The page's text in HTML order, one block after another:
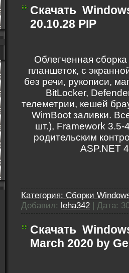
Скачать
20.10.28 PIP
Облегченная
планшеток, с
без речи, рукописи,
BitLocker,
телеметрии, кешей
WimBoot заливки.
шт.), Framework
родительским
ASP.NET
Категория: Сборки
Добавил: leha342 Дата:
Скачать
March 2020 by